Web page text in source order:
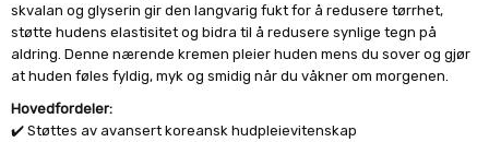
skvalan og glyserin gir den langvarig fukt for å redusere tørrhet,
støtte hudens elastisitet og bidra til å redusere synlige tegn på
aldring. Denne nærende kremen pleier huden mens dusover og gjør
at huden føles fyldig, myk og smidig når du våkner om morgenen.
Hovedfordeler:
✔️Støttes av avansert koreansk hudpleievitenskap